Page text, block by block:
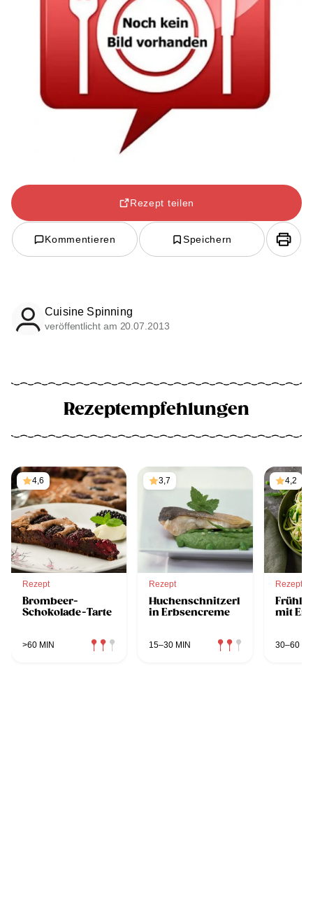
Rezept teilen
Kommentieren Speichern
Cuisine Spinning
veröffentlicht am 20.07.2013
Rezeptempfehlungen
4,6
Rezept
Brombeer-
Schokolade-Tarte
>60 MIN
3,7
Rezept
Huchenschnitzerl
in Erbsencreme
15–30 MIN
4,2
Rezept
mit
30–60